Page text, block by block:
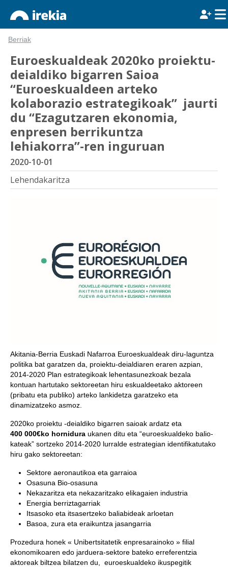
Berriak
Euroeskualdeak 2020ko proiektu-
deialdiko bigarren Saioa
“Euroeskualdeen arteko
kolaborazio estrategikoak” jaurti
du “Ezagutzaren ekonomia,
enpresen berrikuntza
lehiakorra”-ren inguruan
2020-10-01
Lehendakaritza
Akitania-Berria Euskadi Nafarroa Euroeskualdeak diru-laguntza
politika bat garatzen da, proiektu-deialdiaren eraren azpian,
2014-2020 Plan estrategikoak lehentasunezkoak bezala
kontuan hartutako sektoreetan hiru eskualdeetako aktoreen
(pribatu eta publiko) arteko lankidetza garatzeko eta
dinamizatzeko asmoz.
2020ko proiektu -deialdiko bigarren saioak ardatz eta
400 000€ko hornidura ukanen ditu eta “euroeskualdeko balio-
kateak” sortzeko 2014-2020 lurralde estrategian identifikatutako
hiru gako sektoreetan:
Sektore aeronautikoa eta garraioa
Osasuna Bio-osasuna
Nekazaritza eta nekazaritzako elikagaien industria
Energia berriztagarriak
Itsasoko eta itsasertzeko baliabideak arloetan
Basoa, zura eta eraikuntza jasangarria
Prozedura honek « Unibertsitatetik enpresarainoko » filial
ekonomikoaren edo jarduera-sektore bateko erreferentzia
aktoreak biltzea bilatzen du, euroeskualdeko ikuspegitik